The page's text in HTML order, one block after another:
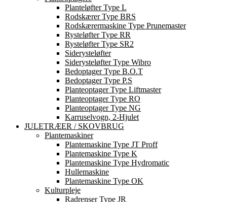
Planteløfter Type L
Rodskærer Type BRS
Rodskærermaskine Type Prunemaster
Rysteløfter Type RR
Rysteløfter Type SR2
Siderysteløfter
Siderysteløfter Type Wibro
Bedoptager Type B.O.T
Bedoptager Type P.S
Planteoptager Type Liftmaster
Planteoptager Type RO
Planteoptager Type NG
Karruselvogn, 2-Hjulet
JULETRÆER / SKOVBRUG
Plantemaskiner
Plantemaskine Type JT Proff
Plantemaskine Type K
Plantemaskine Type Hydromatic
Hullemaskine
Plantemaskine Type OK
Kulturpleje
Radrenser Type JR